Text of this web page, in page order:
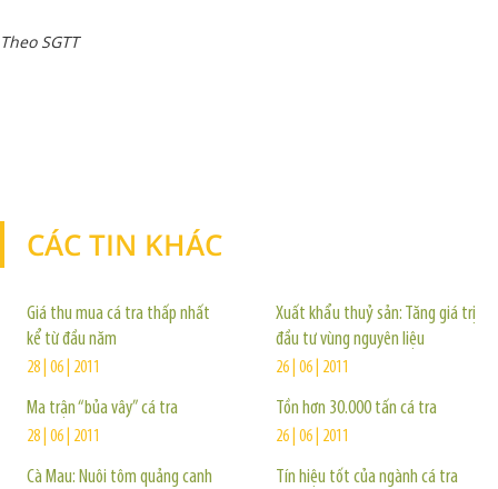
Theo SGTT
CÁC TIN KHÁC
Giá thu mua cá tra thấp nhất
kể từ đầu năm
28 | 06 | 2011
Ma trận “bủa vây” cá tra
28 | 06 | 2011
Cà Mau: Nuôi tôm quảng canh
Xuất khẩu thuỷ sản: Tăng giá trị
đầu tư vùng nguyên liệu
26 | 06 | 2011
Tồn hơn 30.000 tấn cá tra
26 | 06 | 2011
Tín hiệu tốt của ngành cá tra